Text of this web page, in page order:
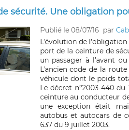
sécurité. Une obligation
Publié le 08/07/16 par
L’évolution de
port de la ceinture de
un passager à l’avant
L’ancien code de la
véhicule dont le poids
Le décret n°2003-440
ceinture au conducteur
une exception était
autobus et autocars de
637 du 9 juillet 2003.